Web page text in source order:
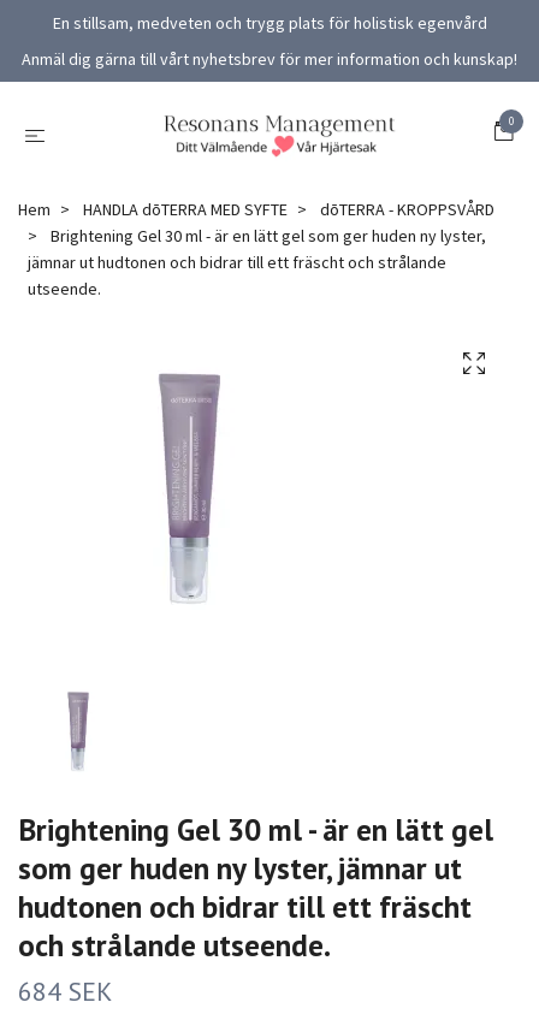
En stillsam, medveten och trygg plats för holistisk egenvård
Anmäl dig gärna till vårt nyhetsbrev för mer information och kunskap!
0
Hem HANDLA dōTERRA MED SYFTE
dōTERRA - KROPPSVÅRD
Brightening Gel 30 ml - är en lätt gel som ger huden ny lyster,
jämnar ut hudtonen och bidrar till ett fräscht och strålande
utseende.
Brightening Gel 30 ml - är en lätt gel
som ger huden ny lyster, jämnar ut
hudtonen och bidrar till ett fräscht
och strålande utseende.
684 SEK